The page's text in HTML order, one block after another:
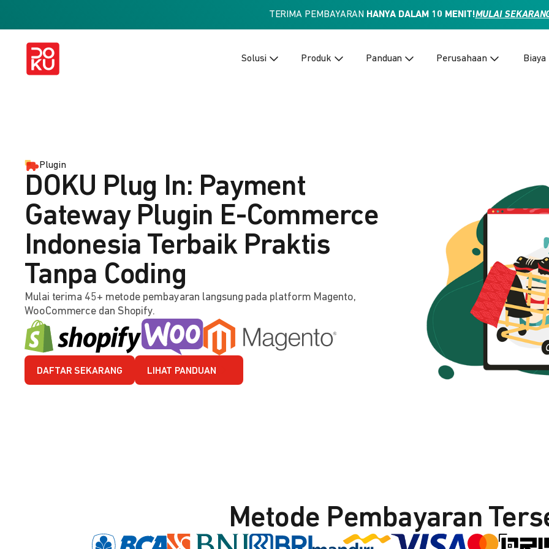
TERIMA PEMBAYARAN HANYA DALAM 10 MENIT!MULAI
Solusi Produk Panduan Perusahaan Biaya
Plugin
DOKU Plug In: Payment
Gateway Plugin E-Commerce
Indonesia Terbaik Praktis
Tanpa Coding
Mulai terima 45+ metode pembayaran langsung pada platform Magento,
WooCommerce dan Shopify.
DAFTAR SEKARANG LIHAT PANDUAN
Metode Pembayaran